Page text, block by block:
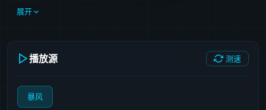
展开
播放源 测速
暴风